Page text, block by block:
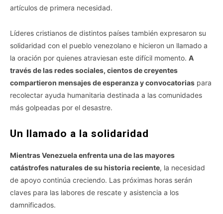
artículos de primera necesidad.
Líderes cristianos de distintos países también expresaron su
solidaridad con el pueblo venezolano e hicieron un llamado a
la oración por quienes atraviesan este difícil momento. A
través de las redes sociales, cientos de creyentes
compartieron mensajes de esperanza y convocatorias para
recolectar ayuda humanitaria destinada a las comunidades
más golpeadas por el desastre.
Un llamado a la solidaridad
Mientras Venezuela enfrenta una de las mayores
catástrofes naturales de su historia reciente, la necesidad
de apoyo continúa creciendo. Las próximas horas serán
claves para las labores de rescate y asistencia a los
damnificados.